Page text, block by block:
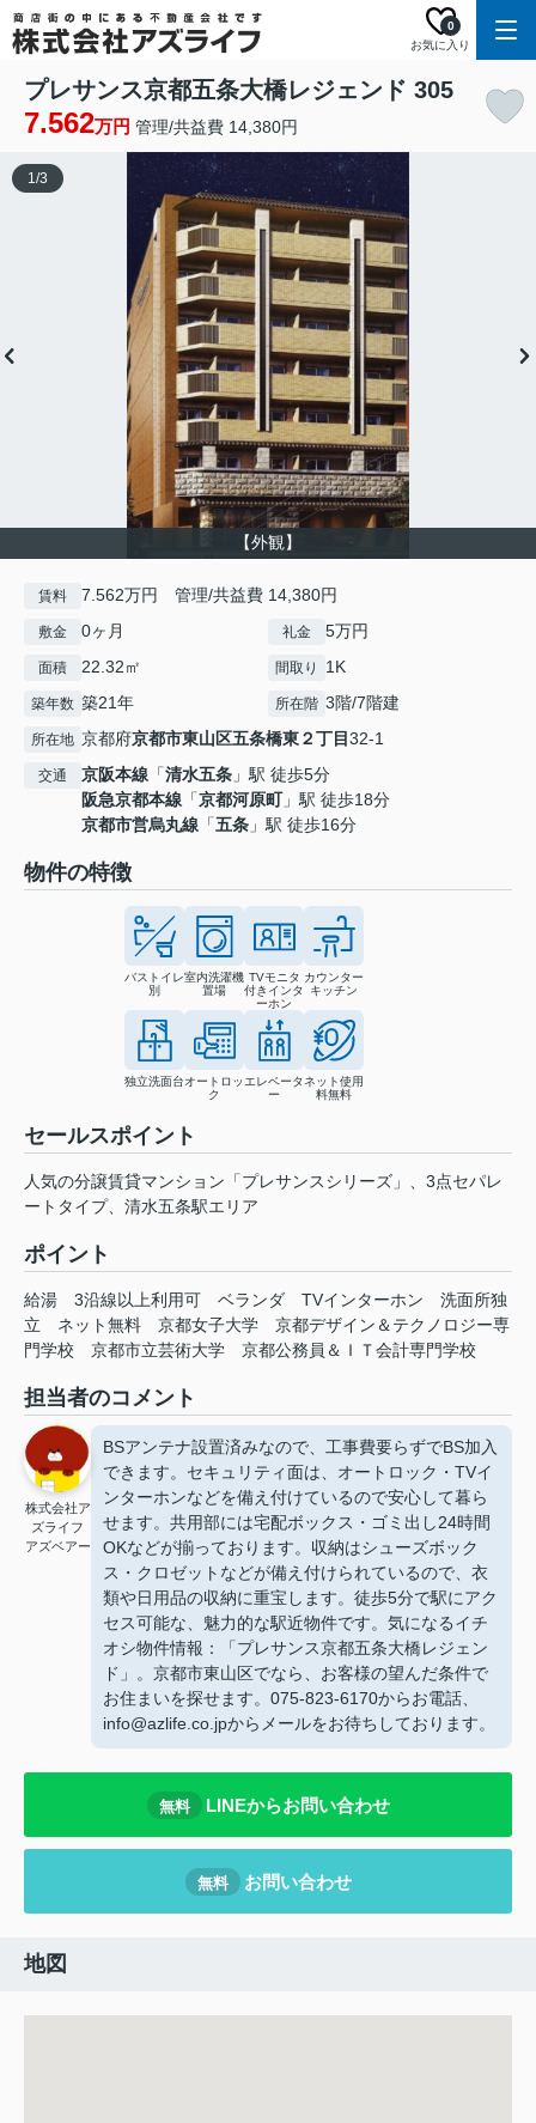
お気に入り
0
プレサンス京都五条大橋レジェンド 305
7.562万円 管理/共益費 14,380円
【外観】
1/3
賃料 7.562万円 管理/共益費 14,380円
敷金 0ヶ月 礼金 5万円
面積 22.32㎡ 間取り 1K
築年数 築21年 所在階 3階/7階建
所在地 京都府京都市東山区五条橋東２丁目32-1
交通 京阪本線 「清水五条 」駅 徒歩5分
阪急京都本線 「京都河原町」駅 徒歩18分
京都市営烏丸線 「五条 」駅 徒歩16分
物件の特徴
バストイレ
別
室内洗濯機
置場
TVモニタ
付きインタ
ーホン
カウンター
キッチン
独立洗面台オートロッ
ク
エレベータ
ー
ネット使用
料無料
セールスポイント
人気の分譲賃貸マンション「プレサンスシリーズ」、3点セパレ
ートタイプ、清水五条駅エリア
ポイント
給湯 3沿線以上利用可 ベランダ TVインターホン
洗面所独
立
ネット無料 京都女子大学
京都デザイン＆テクノロジー専
門学校
京都市立芸術大学 京都公務員＆ＩＴ会計専門学校
担当者のコメント
株式会社ア
ズライフ
アズベアー
BSアンテナ設置済みなので、工事費要らずでBS加入
できます。セキュリティ面は、オートロック・TVイ
ンターホンなどを備え付けているので安心して暮ら
せます。共用部には宅配ボックス・ゴミ出し24時間
OKなどが揃っております。収納はシューズボック
ス・クロゼットなどが備え付けられているので、衣
類や日用品の収納に重宝します。徒歩5分で駅にアク
セス可能な、魅力的な駅近物件です。気になるイチ
オシ物件情報：「プレサンス京都五条大橋レジェン
ド」。京都市東山区でなら、お客様の望んだ条件で
お住まいを探せます。075-823-6170からお電話、
info@azlife.co.jpからメールをお待ちしております。
無料 LINEからお問い合わせ
無料 お問い合わせ
地図